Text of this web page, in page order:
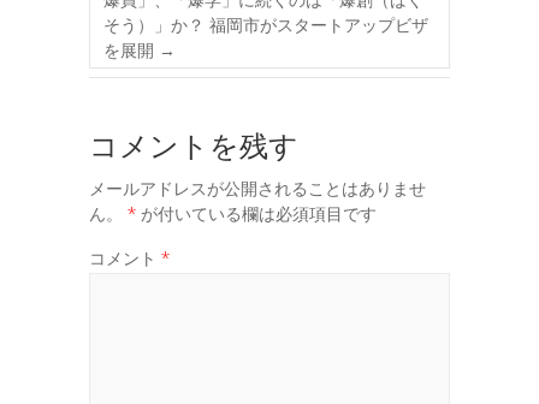
そう）」か？ 福岡市がスタートアップビザ
を展開 →
コメントを残す
メールアドレスが公開されることはありませ
ん。
* が付いている欄は必須項目です
コメント *